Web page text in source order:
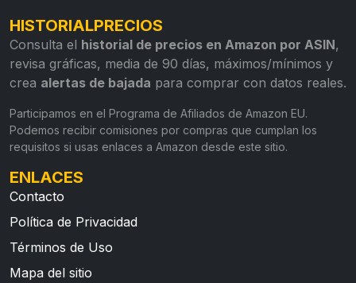
HISTORIALPRECIOS
Consulta el historial de precios en Amazon por ASIN,
revisa gráficas, media de 90 días, máximos/mínimos y
crea alertas de bajada para comprar con datos reales.
Participamos en el Programa de Afiliados de Amazon EU.
Podemos recibir comisiones por compras que cumplan los
requisitos si usas enlaces a Amazon desde este sitio.
ENLACES
Contacto
Política de Privacidad
Términos de Uso
Mapa del sitio